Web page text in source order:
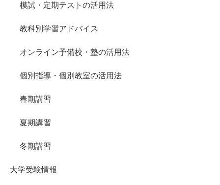
模試・定期テストの活用法
教科別学習アドバイス
オンライン予備校・塾の活用法
個別指導・個別教室の活用法
春期講習
夏期講習
冬期講習
大学受験情報